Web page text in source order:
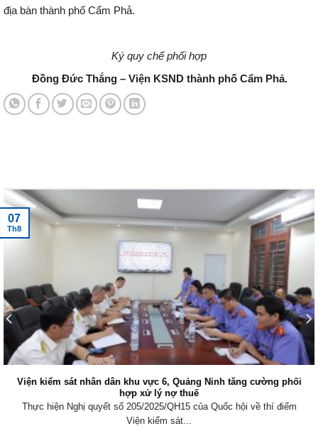
địa bàn thành phố Cẩm Phả.
Ký quy chế phối hợp
Đồng Đức Thắng – Viện KSND thành phố Cẩm Phả.
Viện kiểm sát nhân dân khu vực 6, Quảng Ninh tăng cường phối
hợp xử lý nợ thuế
Thực hiện Nghị quyết số 205/2025/QH15 của Quốc hội về thí điểm
Viện kiểm sát...
07
Th8